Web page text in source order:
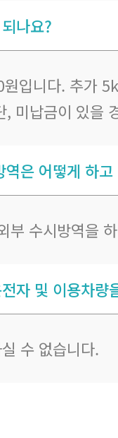
나요?
입니다. 추가
미납금이 있을
은 어떻게 하고
부 수시방역을
자 및 이용차량
수 없습니다.